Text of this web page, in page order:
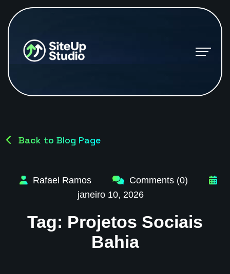
Back to Blog Page
Rafael Ramos
Comments (0)
janeiro 10, 2026
Tag: Projetos Sociais
Bahia